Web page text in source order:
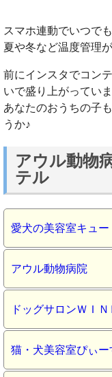
スマホ連動でいつで
夏や冬など温度管理
前にインスタでコン
いで盛り上がっていま
あなたのおうちの子
うか♪
アウル動物
テル
愛犬の美容室キュー
アウル動物病院
ドッグサロンＷＩＮ
猫・犬美容室ぴぃー